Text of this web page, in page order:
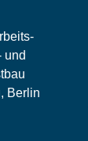
und
Berlin